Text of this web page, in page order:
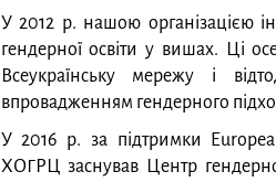
У 2012 р. нашою організацією
гендерної освіти у вишах. Ці
Всеукраїнську мережу і
впровадженням гендерного
У 2016 р. за підтримки
ХОГРЦ заснував Центр